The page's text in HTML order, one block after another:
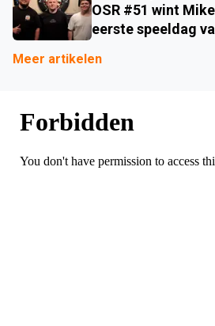
OSR #51 wint
eerste speeldag
Meer artikelen